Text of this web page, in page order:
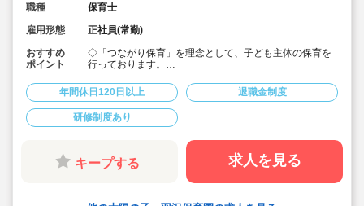
職種
保育士
雇用形態
正社員(常勤)
おすすめ
ポイント
◇「つながり保育」を理念として、子ども主体の保育を
行っております。
あり♪
◇残業ゼロ推進 / 持ち帰り残業禁止 / 残業代は1分単位で
支給！
◇年間休日123日から / プライベートも充実 / 12連休取得
◇多彩なキャリアアップ研修 / 年間100以上実施 / 充実し
たバックアップ！
年間休日120日以上 退職金制度
研修制度あり
キープする 求人を見る